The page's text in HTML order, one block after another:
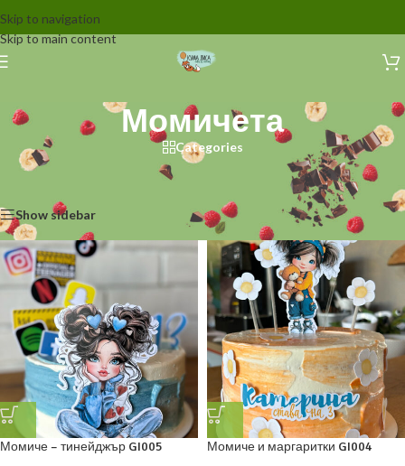
Skip to navigation
Skip to main content
Момичета
Categories
Начало/Декорации за торти/За момичета
Момичета
Show sidebar
Момиче – тинейджър GI005 Момиче и маргаритки GI004